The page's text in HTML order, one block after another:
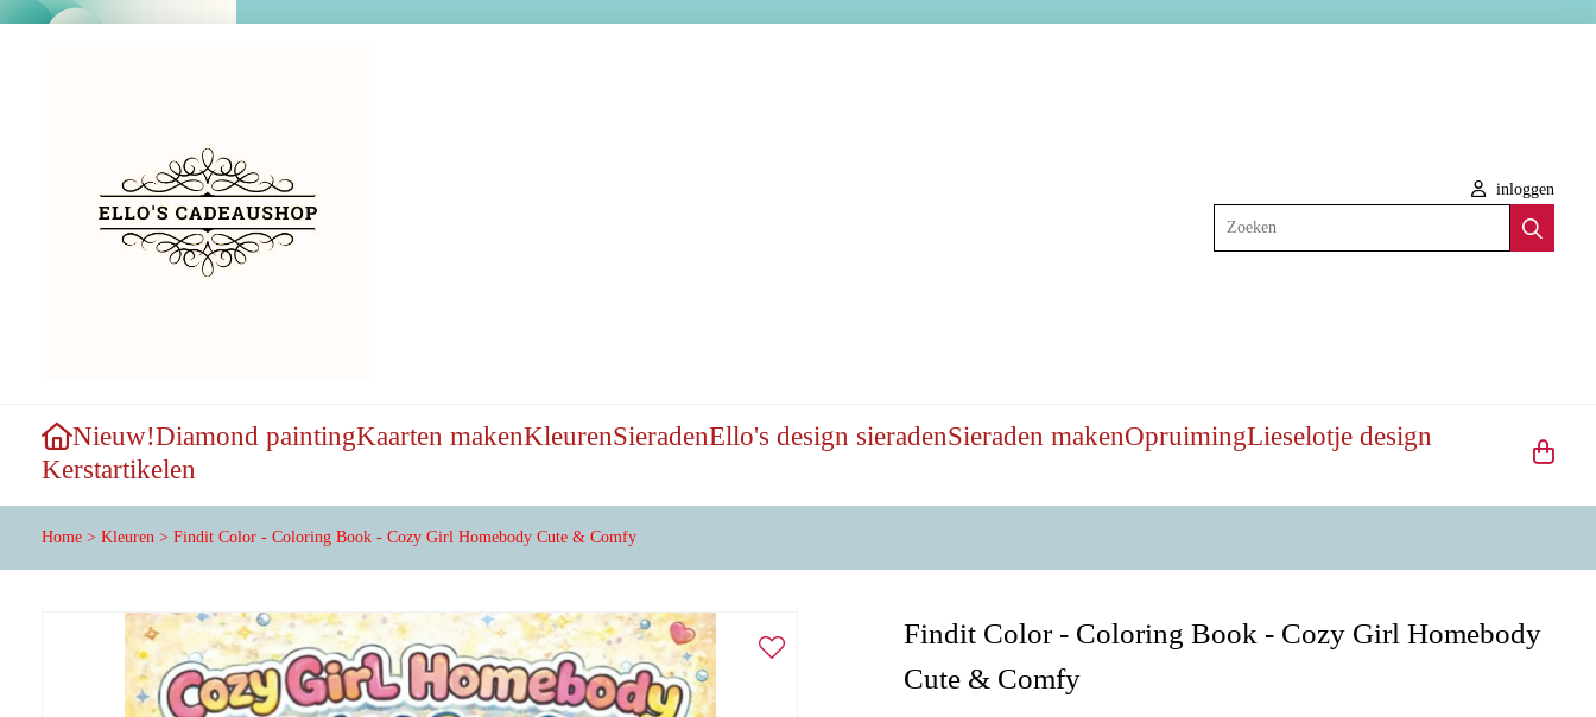
inloggen
Zoeken
Nieuw!Diamond paintingKaarten makenKleurenSieradenEllo's design sieradenSieraden makenOpruimingLieselotje design
Kerstartikelen
Home > Kleuren > Findit Color - Coloring Book - Cozy Girl Homebody Cute & Comfy
Findit Color - Coloring Book - Cozy Girl Homebody
Cute & Comfy